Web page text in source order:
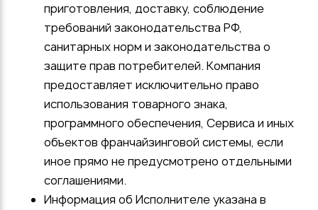
приготовления, доставку, соблюдение
требований законодательства РФ,
санитарных норм и законодательства о
защите прав потребителей. Компания
предоставляет исключительно право
использования товарного знака,
программного обеспечения, Сервиса и иных
объектов франчайзинговой системы, если
иное прямо не предусмотрено отдельными
соглашениями.
Информация об Исполнителе указана в